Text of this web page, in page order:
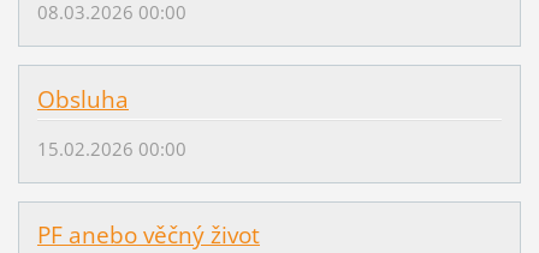
08.03.2026 00:00
Obsluha
15.02.2026 00:00
PF anebo věčný život